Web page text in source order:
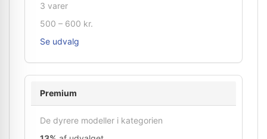
3 varer
500 – 600 kr.
Se udvalg
Premium
De dyrere modeller i kategorien